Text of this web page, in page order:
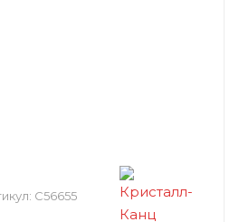
C56655